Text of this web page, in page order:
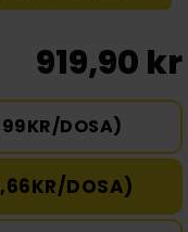
919,90 kr
DOSA)
DOSA)